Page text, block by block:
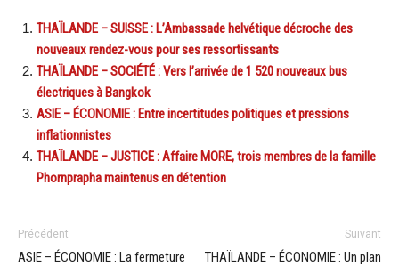
THAÏLANDE – SUISSE : L’Ambassade helvétique décroche des
nouveaux rendez-vous pour ses ressortissants
THAÏLANDE – SOCIÉTÉ : Vers l’arrivée de 1 520 nouveaux bus
électriques à Bangkok
ASIE – ÉCONOMIE : Entre incertitudes politiques et pressions
inflationnistes
THAÏLANDE – JUSTICE : Affaire MORE, trois membres de la famille
Phornprapha maintenus en détention
Précédent
ASIE – ÉCONOMIE : La fermeture
Suivant
THAÏLANDE – ÉCONOMIE : Un plan